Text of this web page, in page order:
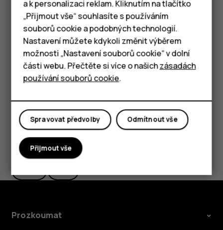
Chytré telefony
Tlačítkové telefony
Tablety
Nastavení>Síť a internet>Wi-Fia vypněte možnost
Použít Wi-Fi. Pokud posloucháte hudbu nebo
telefon používáte jinak, ale nechcete volat ani
přijímat hovory, zapněte režim Letadlo. Klepněte na
Nastavení>Síť a internet>Rozšířená nastavení
Režim Letadlo. Režim Letadlo ukončí připojení
k mobilní síti a vypne bezdrátové funkce zařízení.
Pomohlo vám to?
Prozkoumat
a k personalizaci reklam. Kliknutím na tlačítko
„Přijmout vše“ souhlasíte s používáním
souborů cookie a podobných technologií.
Nastavení můžete kdykoli změnit výběrem
možnosti „Nastavení souborů cookie“ v dolní
části webu. Přečtěte si více o našichzásadách
používání souborů cookie.
Odmítnout vše
Spravovat předvolby
Přijmout vše